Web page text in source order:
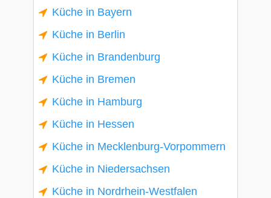
Küche in Bayern
Küche in Berlin
Küche in Brandenburg
Küche in Bremen
Küche in Hamburg
Küche in Hessen
Küche in Mecklenburg-Vorpommern
Küche in Niedersachsen
Küche in Nordrhein-Westfalen